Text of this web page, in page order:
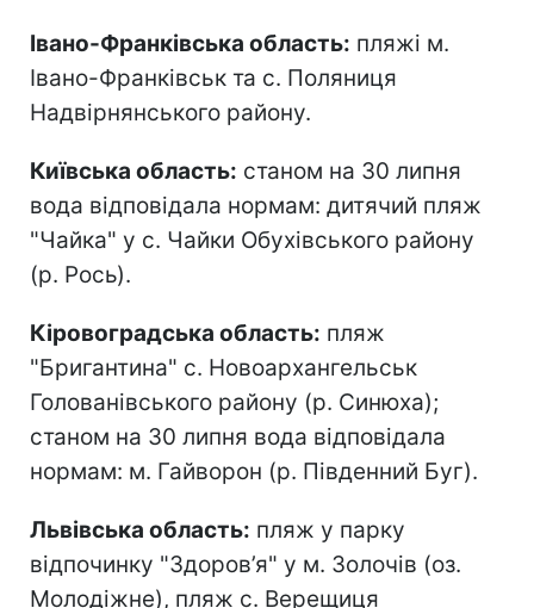
Івано-Франківська область: пляжі м.
Івано-Франківськ та с. Поляниця
Надвірнянського району.
Київська область: станом на 30 липня
вода відповідала нормам: дитячий пляж
"Чайка" у с. Чайки Обухівського району
(р. Рось).
Кіровоградська область: пляж
"Бригантина" с. Новоархангельськ
Голованівського району (р. Синюха);
станом на 30 липня вода відповідала
нормам: м. Гайворон (р. Південний Буг).
Львівська область: пляж у парку
відпочинку "Здоров’я" у м. Золочів (оз.
Молодіжне), пляж с. Верещиця